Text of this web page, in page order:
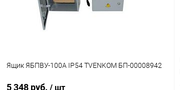
Ящик ЯБПВУ-100А IP54 TVENKOM БП-00008942
5 348 руб. / шт